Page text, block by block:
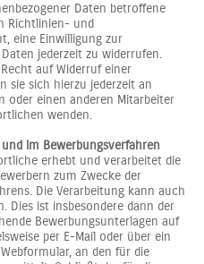
Daten betroffene
Richtlinien- und
eine Einwilligung zur
jederzeit zu widerrufen.
auf Widerruf einer
sie sich hierzu jederzeit an
oder einen anderen Mitarbeiter
wenden.
im Bewerbungsverfahren
erhebt und verarbeitet die
zum Zwecke der
Die Verarbeitung kann auch
Dies ist insbesondere dann der
Bewerbungsunterlagen auf
per E-Mail oder über ein
an den für die